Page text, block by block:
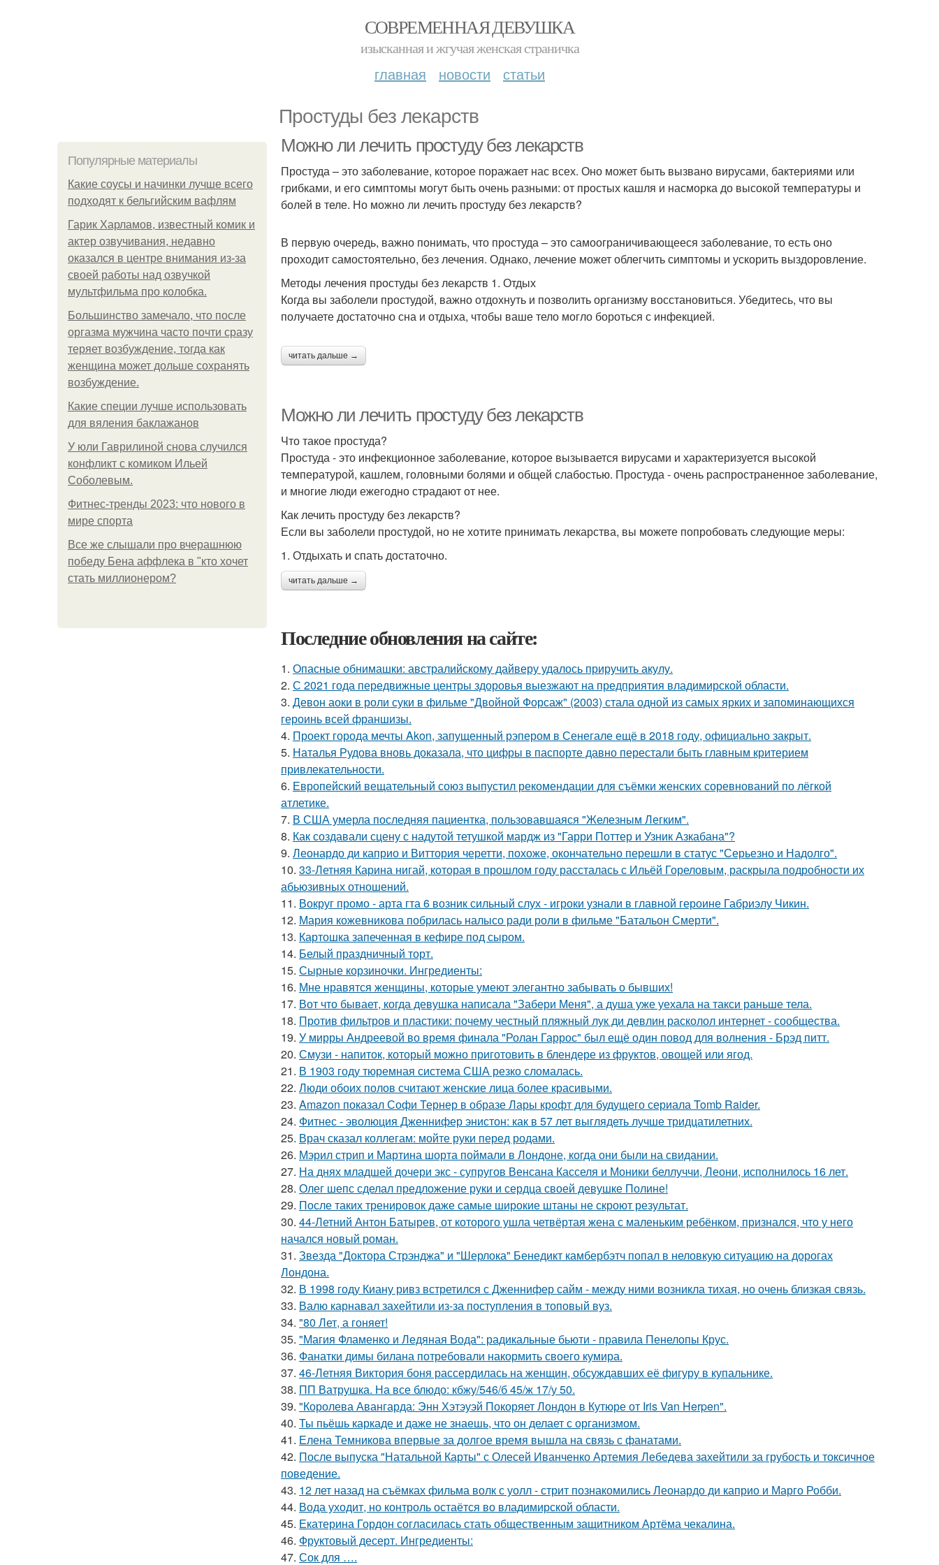
СОВРЕМЕННАЯ ДЕВУШКА
изысканная и жгучая женская страничка
главная новости статьи
Простуды без лекарств
Популярные материалы
Какие соусы и начинки лучше всего
подходят к бельгийским вафлям
Гарик Харламов, известный комик и
актер озвучивания, недавно
оказался в центре внимания из-за
своей работы над озвучкой
мультфильма про колобка.
Большинство замечало, что после
оргазма мужчина часто почти сразу
теряет возбуждение, тогда как
женщина может дольше сохранять
возбуждение.
Какие специи лучше использовать
для вяления баклажанов
У юли Гаврилиной снова случился
конфликт с комиком Ильей
Соболевым.
Фитнес-тренды 2023: что нового в
мире спорта
Все же слышали про вчерашнюю
победу Бена аффлека в "кто хочет
стать миллионером?
Можно ли лечить простуду без лекарств
Простуда – это заболевание, которое поражает нас всех. Оно может быть вызвано вирусами, бактериями или
грибками, и его симптомы могут быть очень разными: от простых кашля и насморка до высокой температуры и
болей в теле. Но можно ли лечить простуду без лекарств?
В первую очередь, важно понимать, что простуда – это самоограничивающееся заболевание, то есть оно
проходит самостоятельно, без лечения. Однако, лечение может облегчить симптомы и ускорить выздоровление.
Методы лечения простуды без лекарств 1. Отдых
Когда вы заболели простудой, важно отдохнуть и позволить организму восстановиться. Убедитесь, что вы
получаете достаточно сна и отдыха, чтобы ваше тело могло бороться с инфекцией.
читать дальше →
Можно ли лечить простуду без лекарств
Что такое простуда?
Простуда - это инфекционное заболевание, которое вызывается вирусами и характеризуется высокой
температурой, кашлем, головными болями и общей слабостью. Простуда - очень распространенное заболевание,
и многие люди ежегодно страдают от нее.
Как лечить простуду без лекарств?
Если вы заболели простудой, но не хотите принимать лекарства, вы можете попробовать следующие меры:
1. Отдыхать и спать достаточно.
читать дальше →
Последние обновления на сайте:
1. Опасные обнимашки: австралийскому дайверу удалось приручить акулу.
2. С 2021 года передвижные центры здоровья выезжают на предприятия владимирской области.
3. Девон аоки в роли суки в фильме "Двойной Форсаж" (2003) стала одной из самых ярких и запоминающихся
героинь всей франшизы.
4. Проект города мечты Akon, запущенный рэпером в Сенегале ещё в 2018 году, официально закрыт.
5. Наталья Рудова вновь доказала, что цифры в паспорте давно перестали быть главным критерием
привлекательности.
6. Европейский вещательный союз выпустил рекомендации для съёмки женских соревнований по лёгкой
атлетике.
7. В США умерла последняя пациентка, пользовавшаяся "Железным Легким".
8. Как создавали сцену с надутой тетушкой мардж из "Гарри Поттер и Узник Азкабана"?
9. Леонардо ди каприо и Виттория черетти, похоже, окончательно перешли в статус "Серьезно и Надолго".
10. 33-Летняя Карина нигай, которая в прошлом году рассталась с Ильёй Гореловым, раскрыла подробности их
абьюзивных отношений.
11. Вокруг промо - арта гта 6 возник сильный слух - игроки узнали в главной героине Габриэлу Чикин.
12. Мария кожевникова побрилась налысо ради роли в фильме "Батальон Смерти".
13. Картошка запеченная в кефире под сыром.
14. Белый праздничный торт.
15. Сырные корзиночки. Ингредиенты:
16. Мне нравятся женщины, которые умеют элегантно забывать о бывших!
17. Вот что бывает, когда девушка написала "Забери Меня", а душа уже уехала на такси раньше тела.
18. Против фильтров и пластики: почему честный пляжный лук ди девлин расколол интернет - сообщества.
19. У мирры Андреевой во время финала "Ролан Гаррос" был ещё один повод для волнения - Брэд питт.
20. Смузи - напиток, который можно приготовить в блендере из фруктов, овощей или ягод.
21. В 1903 году тюремная система США резко сломалась.
22. Люди обоих полов считают женские лица более красивыми.
23. Amazon показал Софи Тернер в образе Лары крофт для будущего сериала Tomb Raider.
24. Фитнес - эволюция Дженнифер энистон: как в 57 лет выглядеть лучше тридцатилетних.
25. Врач сказал коллегам: мойте руки перед родами.
26. Мэрил стрип и Мартина шорта поймали в Лондоне, когда они были на свидании.
27. На днях младшей дочери экс - супругов Венсана Касселя и Моники беллуччи, Леони, исполнилось 16 лет.
28. Олег шепс сделал предложение руки и сердца своей девушке Полине!
29. После таких тренировок даже самые широкие штаны не скроют результат.
30. 44-Летний Антон Батырев, от которого ушла четвёртая жена с маленьким ребёнком, признался, что у него
начался новый роман.
31. Звезда "Доктора Стрэнджа" и "Шерлока" Бенедикт камбербэтч попал в неловкую ситуацию на дорогах
Лондона.
32. В 1998 году Киану ривз встретился с Дженнифер сайм - между ними возникла тихая, но очень близкая связь.
33. Валю карнавал захейтили из-за поступления в топовый вуз.
34. "80 Лет, а гоняет!
35. "Магия Фламенко и Ледяная Вода": радикальные бьюти - правила Пенелопы Крус.
36. Фанатки димы билана потребовали накормить своего кумира.
37. 46-Летняя Виктория боня рассердилась на женщин, обсуждавших её фигуру в купальнике.
38. ПП Ватрушка. На все блюдо: кбжу/546/б 45/ж 17/у 50.
39. "Королева Авангарда: Энн Хэтэуэй Покоряет Лондон в Кутюре от Iris Van Herpen".
40. Ты пьёшь каркаде и даже не знаешь, что он делает с организмом.
41. Елена Темникова впервые за долгое время вышла на связь с фанатами.
42. После выпуска "Натальной Карты" с Олесей Иванченко Артемия Лебедева захейтили за грубость и токсичное
поведение.
43. 12 лет назад на съёмках фильма волк с уолл - стрит познакомились Леонардо ди каприо и Марго Робби.
44. Вода уходит, но контроль остаётся во владимирской области.
45. Екатерина Гордон согласилась стать общественным защитником Артёма чекалина.
46. Фруктовый десерт. Ингредиенты:
47. Сок для ….